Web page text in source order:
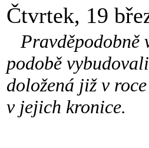
Čtvrtek, 19
Pravděpodobně
podobě
doložená již v
v jejich kronice.